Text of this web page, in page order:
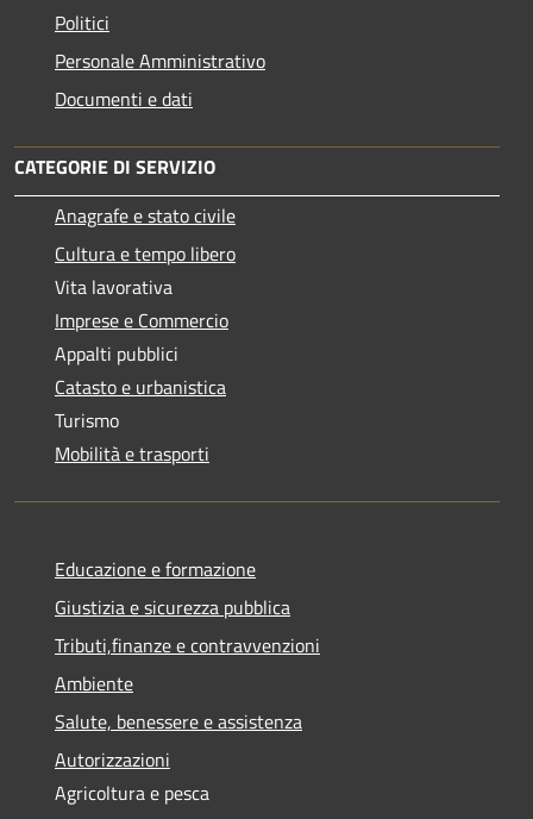
Politici
Personale Amministrativo
Documenti e dati
CATEGORIE DI SERVIZIO
Anagrafe e stato civile
Cultura e tempo libero
Vita lavorativa
Imprese e Commercio
Appalti pubblici
Catasto e urbanistica
Turismo
Mobilità e trasporti
Educazione e formazione
Giustizia e sicurezza pubblica
Tributi,finanze e contravvenzioni
Ambiente
Salute, benessere e assistenza
Autorizzazioni
Agricoltura e pesca